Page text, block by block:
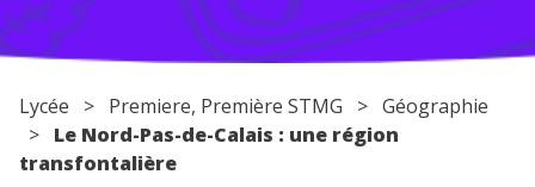
Conseils pour les parents
Lycée > Premiere, Première STMG > Géographie
> Le Nord-Pas-de-Calais : une région
transfontalière